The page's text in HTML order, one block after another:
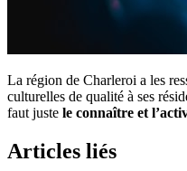
La région de Charleroi a les
culturelles de qualité à ses
faut juste le connaître et
Articles liés